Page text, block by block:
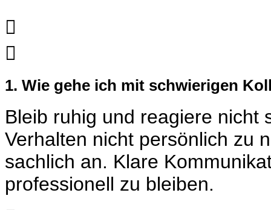


1. Wie gehe ich mit schwierigen
Bleib ruhig und reagiere nicht
Verhalten nicht persönlich zu
sachlich an. Klare
professionell zu bleiben.